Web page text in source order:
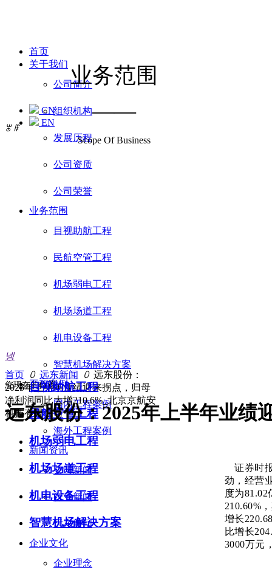
首页
关于我们
公司简介
组织机构
发展历程
公司资质
公司荣誉
业务范围
目视助航工程
民航空管工程
机场弱电工程
机场场道工程
机电设备工程
智慧机场解决方案
工程案例
国内工程案例
海外工程案例
新闻资讯
公司新闻
行业新闻
远东新闻
企业文化
企业理念
CN
EN
业务范围
——
Scope Of Business
ꂃ ꁹ
넹
您现在的位置：
首页 ꄲ 远东新闻 ꄲ 远东股份：
2025年上半年业绩迎来拐点，归母
净利润同比大增210.6%_北京京航安
科技有限公司
目视助航工程
民航空管工程
机场弱电工程
机场场道工程
机电设备工程
智慧机场解决方案
远东股份：2025年上半年业绩
证券时
劲，经营
度为
210.60%
增长
比增长
3000万元